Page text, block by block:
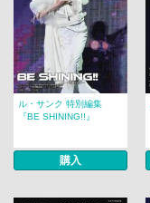
ル・サンク 特別編集
『BE SHINING!!』
購入